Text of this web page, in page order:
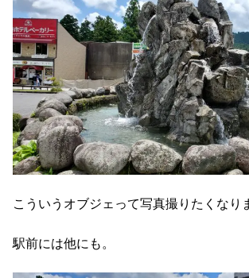
こういうオブジェって写真撮りたくなり
駅前には他にも。